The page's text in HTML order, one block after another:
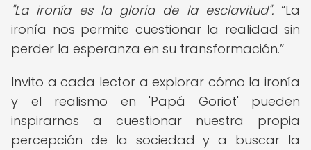
"La ironía es la gloria de la esclavitud".
La
ironía nos permite cuestionar la realidad sin
perder la esperanza en su transformación.
Invito a cada lector a explorar cómo la ironía
y el realismo en 'Papá Goriot' pueden
inspirarnos a cuestionar nuestra propia
percepción de la sociedad y a buscar la